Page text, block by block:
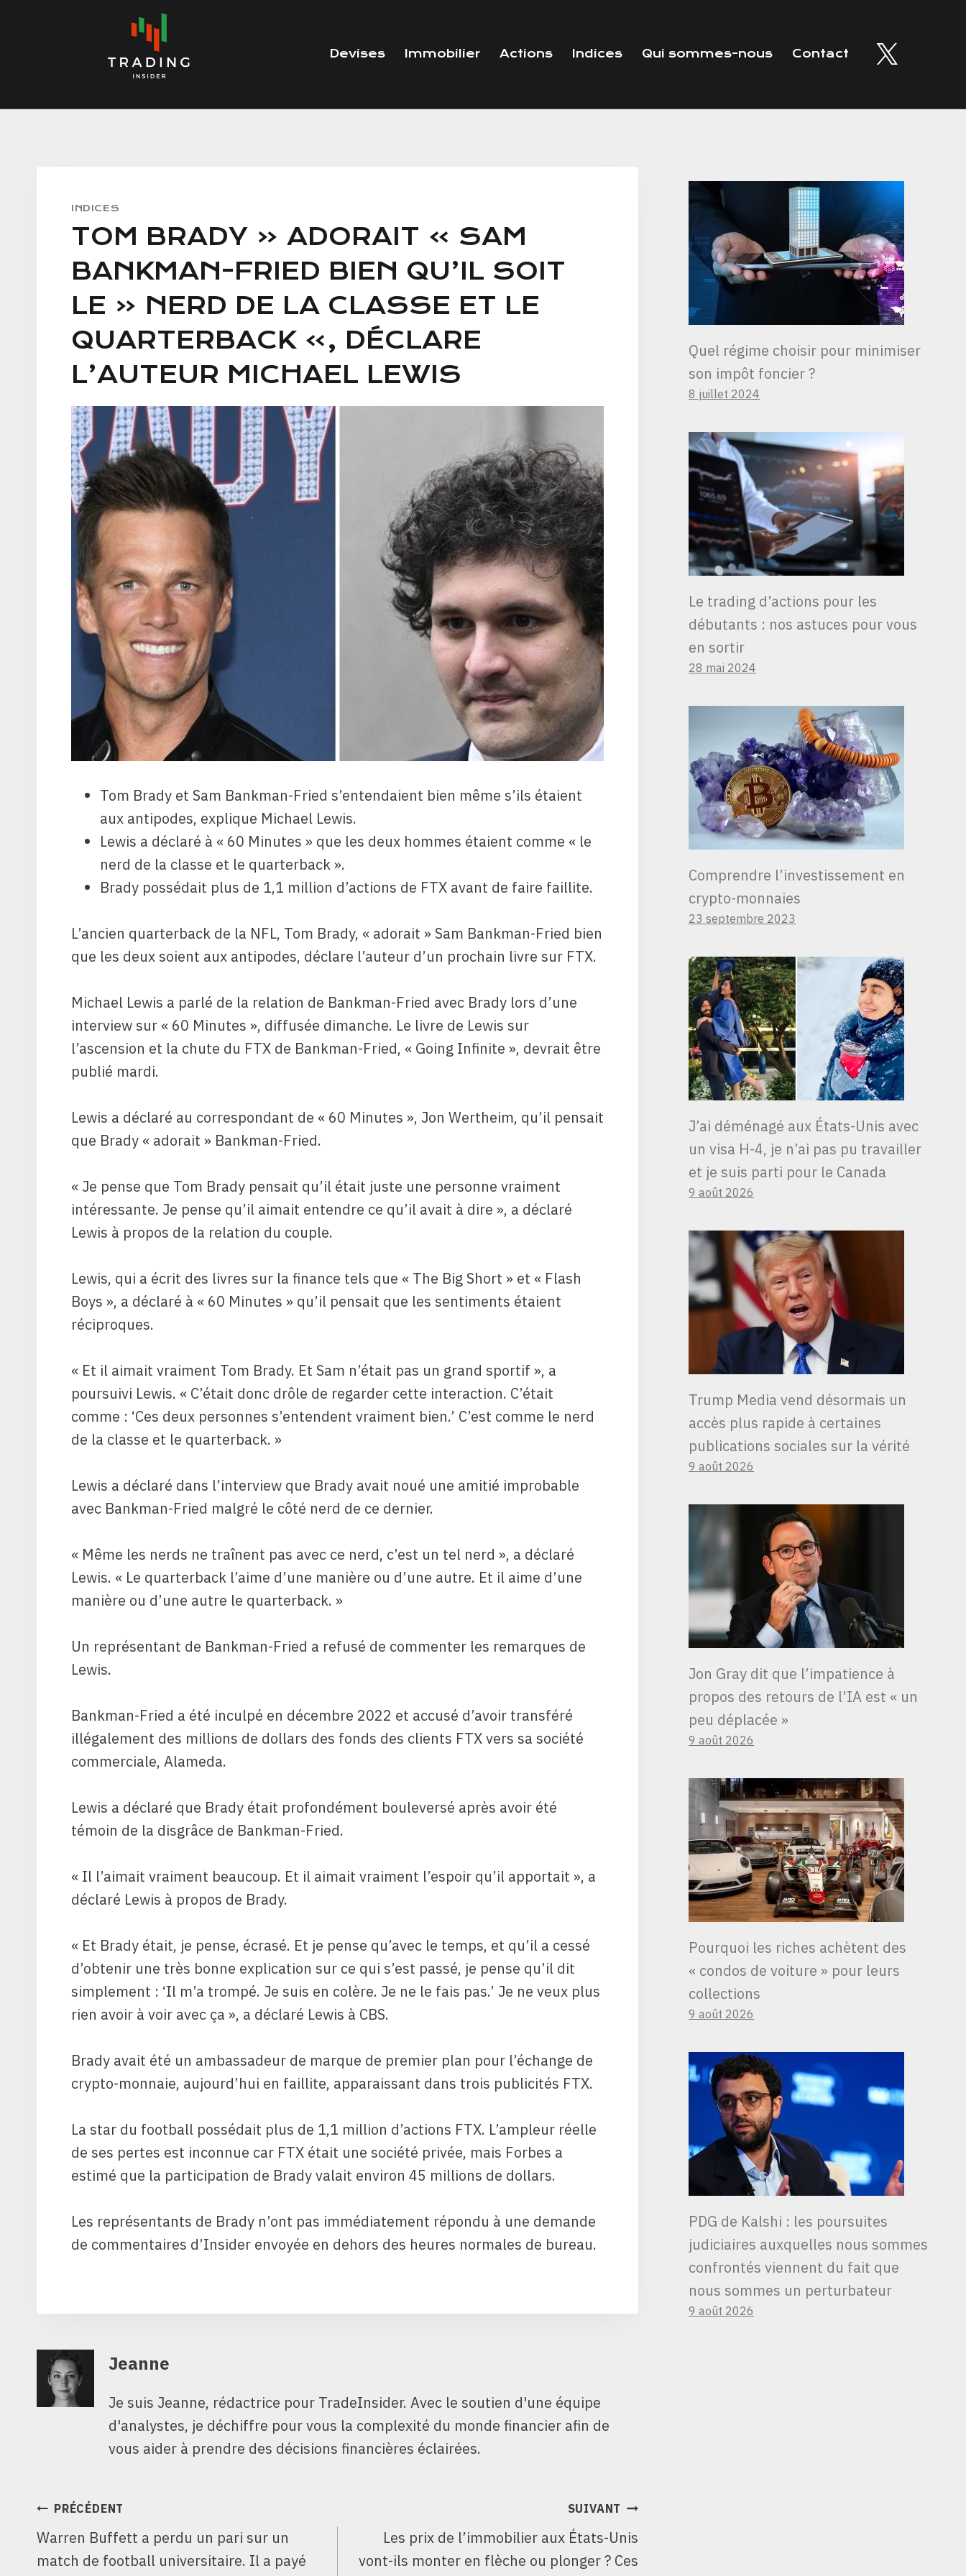
Devises Immobilier Actions Indices Qui sommes-nous Contact
INDICES
TOM BRADY « ADORAIT » SAM
BANKMAN-FRIED BIEN QU’IL SOIT
LE « NERD DE LA CLASSE ET LE
QUARTERBACK », DÉCLARE
L’AUTEUR MICHAEL LEWIS
Tom Brady et Sam Bankman-Fried s’entendaient bien même s’ils étaient
aux antipodes, explique Michael Lewis.
Lewis a déclaré à « 60 Minutes » que les deux hommes étaient comme « le
nerd de la classe et le quarterback ».
Brady possédait plus de 1,1 million d’actions de FTX avant de faire faillite.
L’ancien quarterback de la NFL, Tom Brady, « adorait » Sam Bankman-Fried bien
que les deux soient aux antipodes, déclare l’auteur d’un prochain livre sur FTX.
Michael Lewis a parlé de la relation de Bankman-Fried avec Brady lors d’une
interview sur « 60 Minutes », diffusée dimanche. Le livre de Lewis sur
l’ascension et la chute du FTX de Bankman-Fried, « Going Infinite », devrait être
publié mardi.
Lewis a déclaré au correspondant de « 60 Minutes », Jon Wertheim, qu’il pensait
que Brady « adorait » Bankman-Fried.
« Je pense que Tom Brady pensait qu’il était juste une personne vraiment
intéressante. Je pense qu’il aimait entendre ce qu’il avait à dire », a déclaré
Lewis à propos de la relation du couple.
Lewis, qui a écrit des livres sur la finance tels que « The Big Short » et « Flash
Boys », a déclaré à « 60 Minutes » qu’il pensait que les sentiments étaient
réciproques.
« Et il aimait vraiment Tom Brady. Et Sam n’était pas un grand sportif », a
poursuivi Lewis. « C’était donc drôle de regarder cette interaction. C’était
comme : ‘Ces deux personnes s’entendent vraiment bien.’ C’est comme le nerd
de la classe et le quarterback. »
Lewis a déclaré dans l’interview que Brady avait noué une amitié improbable
avec Bankman-Fried malgré le côté nerd de ce dernier.
« Même les nerds ne traînent pas avec ce nerd, c’est un tel nerd », a déclaré
Lewis. « Le quarterback l’aime d’une manière ou d’une autre. Et il aime d’une
manière ou d’une autre le quarterback. »
Un représentant de Bankman-Fried a refusé de commenter les remarques de
Lewis.
Bankman-Fried a été inculpé en décembre 2022 et accusé d’avoir transféré
illégalement des millions de dollars des fonds des clients FTX vers sa société
commerciale, Alameda.
Lewis a déclaré que Brady était profondément bouleversé après avoir été
témoin de la disgrâce de Bankman-Fried.
« Il l’aimait vraiment beaucoup. Et il aimait vraiment l’espoir qu’il apportait », a
déclaré Lewis à propos de Brady.
« Et Brady était, je pense, écrasé. Et je pense qu’avec le temps, et qu’il a cessé
d’obtenir une très bonne explication sur ce qui s’est passé, je pense qu’il dit
simplement : ‘Il m’a trompé. Je suis en colère. Je ne le fais pas.’ Je ne veux plus
rien avoir à voir avec ça », a déclaré Lewis à CBS.
Brady avait été un ambassadeur de marque de premier plan pour l’échange de
crypto-monnaie, aujourd’hui en faillite, apparaissant dans trois publicités FTX.
La star du football possédait plus de 1,1 million d’actions FTX. L’ampleur réelle
de ses pertes est inconnue car FTX était une société privée, mais Forbes a
estimé que la participation de Brady valait environ 45 millions de dollars.
Les représentants de Brady n’ont pas immédiatement répondu à une demande
de commentaires d’Insider envoyée en dehors des heures normales de bureau.
Jeanne
Je suis Jeanne, rédactrice pour TradeInsider. Avec le soutien d'une équipe
d'analystes, je déchiffre pour vous la complexité du monde financier afin de
vous aider à prendre des décisions financières éclairées.
NAVIGATION
DE
PRÉCÉDENT
Warren Buffett a perdu un pari sur un
match de football universitaire. Il a payé
SUIVANT
Les prix de l’immobilier aux États-Unis
vont-ils monter en flèche ou plonger ? Ces
Quel régime choisir pour minimiser
son impôt foncier ?
8 juillet 2024
Le trading d’actions pour les
débutants : nos astuces pour vous
en sortir
28 mai 2024
Comprendre l’investissement en
crypto-monnaies
23 septembre 2023
J’ai déménagé aux États-Unis avec
un visa H-4, je n’ai pas pu travailler
et je suis parti pour le Canada
9 août 2026
Trump Media vend désormais un
accès plus rapide à certaines
publications sociales sur la vérité
9 août 2026
Jon Gray dit que l’impatience à
propos des retours de l’IA est « un
peu déplacée »
9 août 2026
Pourquoi les riches achètent des
« condos de voiture » ​​pour leurs
collections
9 août 2026
PDG de Kalshi : les poursuites
judiciaires auxquelles nous sommes
confrontés viennent du fait que
nous sommes un perturbateur
9 août 2026